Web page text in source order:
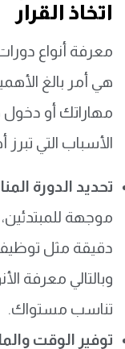
اتخاذ القرار
هي أمر بالغ
مهاراتك أو دخول
الأسباب التي
تحديد الدورة
موجهة
دقيقة مثل توظيف
وبالتالي معرفة
تناسب مستواك.
توفير الوقت